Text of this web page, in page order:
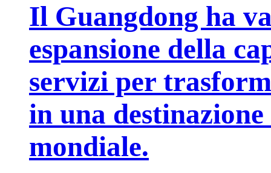
Il Guangdong ha
espansione della
servizi per
in una
mondiale.